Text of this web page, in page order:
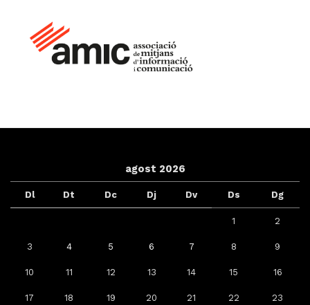
agost 2026
Dl Dt Dc Dj Dv Ds Dg
1 2
3 4 5 6 7 8 9
10 11 12 13 14 15 16
17 18 19 20 21 22 23